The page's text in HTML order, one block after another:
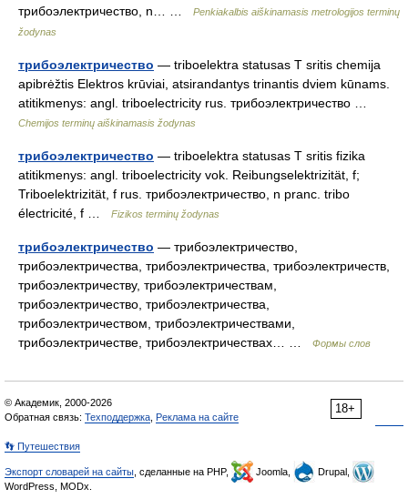
трибоэлектричество, n… …
Penkiakalbis aiškinamasis metrologijos terminų
žodynas
трибоэлектричество — triboelektra statusas T sritis chemija
apibrėžtis Elektros krūviai, atsirandantys trinantis dviem kūnams.
atitikmenys: angl. triboelectricity rus. трибоэлектричество …
Chemijos terminų aiškinamasis žodynas
трибоэлектричество — triboelektra statusas T sritis fizika
atitikmenys: angl. triboelectricity vok. Reibungselektrizität, f;
Triboelektrizität, f rus. трибоэлектричество, n pranc. tribo
électricité, f …
Fizikos terminų žodynas
трибоэлектричество — трибоэлектричество,
трибоэлектричества, трибоэлектричества, трибоэлектричеств,
трибоэлектричеству, трибоэлектричествам,
трибоэлектричество, трибоэлектричества,
трибоэлектричеством, трибоэлектричествами,
трибоэлектричестве, трибоэлектричествах… …
Формы слов
18+
© Академик, 2000-2026
Обратная связь: Техподдержка Реклама на сайте
👣 Путешествия
Экспорт словарей на сайты , сделанные на PHP, Joomla,
Drupal,
WordPress, MODx.